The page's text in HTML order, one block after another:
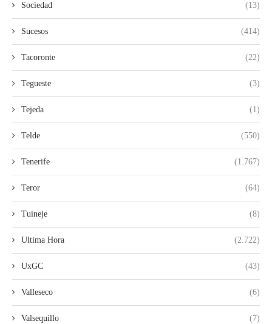
Sociedad (13)
Sucesos (414)
Tacoronte (22)
Tegueste (3)
Tejeda (1)
Telde (550)
Tenerife (1.767)
Teror (64)
Tuineje (8)
Ultima Hora (2.722)
UxGC (43)
Valleseco (6)
Valsequillo (7)